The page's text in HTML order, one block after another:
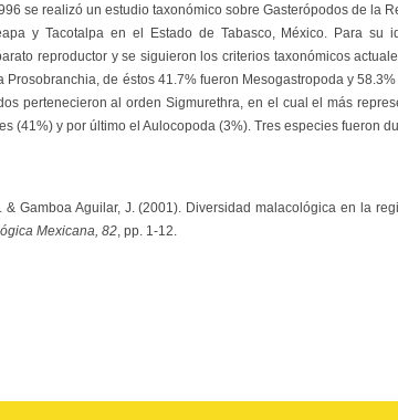
se realizó un estudio taxonómico sobre Gasterópodos de la
y Tacotalpa en el Estado de Tabasco, México. Para su
reproductor y se siguieron los criterios taxonómicos
Prosobranchia, de éstos 41.7% fueron Mesogastropoda y
pertenecieron al orden Sigmurethra, en el cual el más
(41%) y por último el Aulocopoda (3%). Tres especies fueron
& Gamboa Aguilar, J. (2001). Diversidad malacológica en la
Mexicana, 82 , pp. 1-12.